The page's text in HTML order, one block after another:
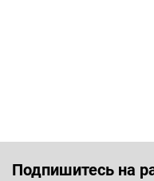
Подпишитесь на